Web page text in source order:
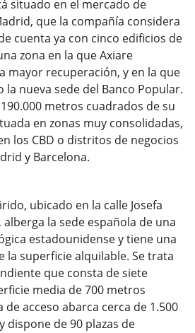
situado en el mercado de
que la compañía considera
cuenta ya con cinco edificios de
zona en la que Axiare
mayor recuperación, y en la que
nueva sede del Banco Popular.
metros cuadrados de su
en zonas muy consolidadas,
los CBD o distritos de negocios
y Barcelona.
ubicado en la calle Josefa
la sede española de una
estadounidense y tiene una
la superficie alquilable. Se trata
que consta de siete
media de 700 metros
acceso abarca cerca de 1.500
dispone de 90 plazas de